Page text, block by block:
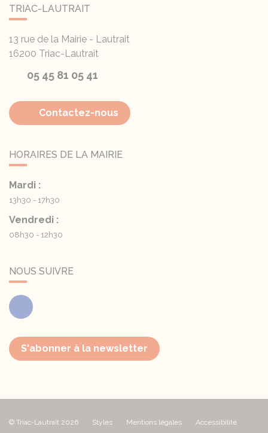
TRIAC-LAUTRAIT
13 rue de la Mairie - Lautrait
16200 Triac-Lautrait
05 45 81 05 41
Contactez-nous
HORAIRES DE LA MAIRIE
Mardi :
13h30 - 17h30
Vendredi :
08h30 - 12h30
NOUS SUIVRE
Facebook
S'abonner à la newsletter
© Triac-Lautrait 2026 Styles Mentions légales
Accessibilité